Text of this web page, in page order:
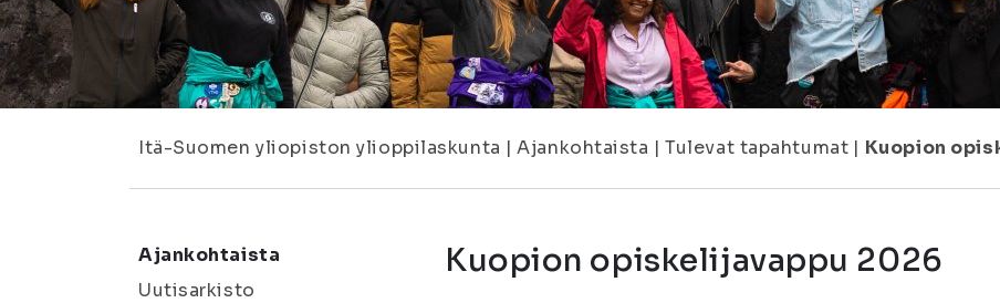
Itä-Suomen yliopiston ylioppilaskunta | Ajankohtaista | Tulevat tapahtumat | Kuopion
Ajankohtaista
Uutisarkisto
Kuopion opiskelijavappu 2026